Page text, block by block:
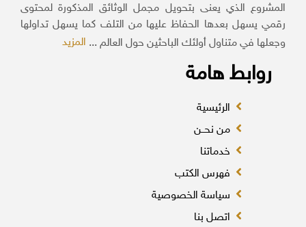
المشروع الذي يعنى بتحويل مجمل الوثائق المذكورة لمحتوى
رقمي يسهل بعدها الحفاظ عليها من التلف كما يسهل تداولها
وجعلها في متناول أولئك الباحثين حول العالم ...المزيد
روابط هامة
الرئيسية
من نحــن
خدماتنا
فهرس الكتب
سياسة الخصوصية
اتصل بنا